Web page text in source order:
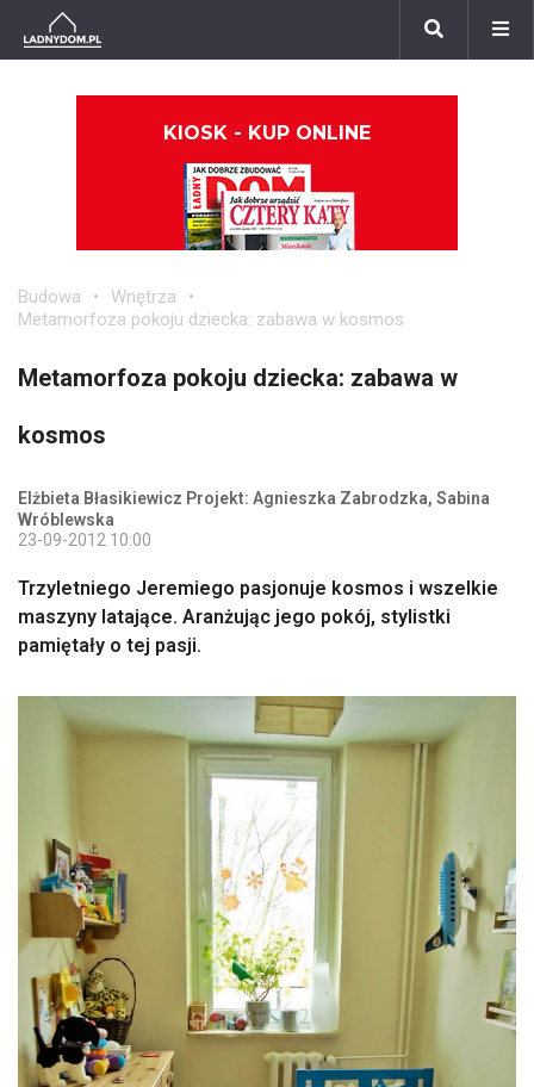
KIOSK - KUP ONLINE
Budowa
Wnętrza
Metamorfoza pokoju dziecka: zabawa w kosmos
Metamorfoza pokoju dziecka: zabawa w
kosmos
Elżbieta Błasikiewicz Projekt: Agnieszka Zabrodzka, Sabina
Wróblewska
23-09-2012 10:00
Trzyletniego Jeremiego pasjonuje kosmos i wszelkie
maszyny latające. Aranżując jego pokój, stylistki
pamiętały o tej pasji.